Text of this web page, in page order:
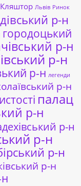
Кляштор Львів Ринок
р-н
городоцький
р-н
р-н
р-н легенди
р-н
палац
р-н
р-н
р-н
р-н
р-н